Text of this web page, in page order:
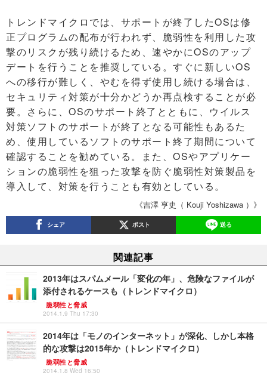
トレンドマイクロでは、サポートが終了したOSは修
正プログラムの配布が行われず、脆弱性を利用した攻
撃のリスクが残り続けるため、速やかにOSのアップ
デートを行うことを推奨している。すぐに新しいOS
への移行が難しく、やむを得ず使用し続ける場合は、
セキュリティ対策が十分かどうか再点検することが必
要。さらに、OSのサポート終了とともに、ウイルス
対策ソフトのサポートが終了となる可能性もあるた
め、使用しているソフトのサポート終了期間について
確認することを勧めている。また、OSやアプリケー
ションの脆弱性を狙った攻撃を防ぐ脆弱性対策製品を
導入して、対策を行うことも有効としている。
《吉澤 亨史（ Kouji Yoshizawa ）》
シェア ポスト 送る
関連記事
2013年はスパムメール「変化の年」、危険なファイルが
添付されるケースも（トレンドマイクロ）
脆弱性と脅威
2014.1.9 Thu 17:30
2014年は「モノのインターネット」が深化、しかし本格
的な攻撃は2015年か（トレンドマイクロ）
脆弱性と脅威
2014.1.8 Wed 16:50